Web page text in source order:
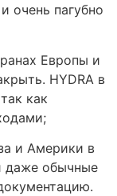
очень пагубно
Европы и
HYDRA в
как
и Америки в
даже обычные